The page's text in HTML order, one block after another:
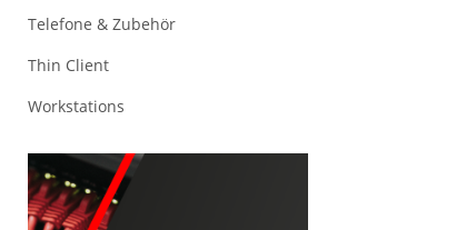
Telefone & Zubehör
Thin Client
Workstations